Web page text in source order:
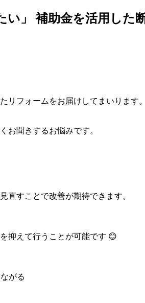
い」 補助金を活用し
リフォームをお届けしてまいります。
お聞きするお悩みです。
直すことで改善が期待できます。
抑えて行うことが可能です 😊
がる